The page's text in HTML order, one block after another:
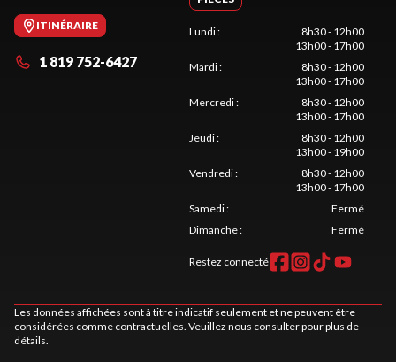
ITINÉRAIRE
1 819 752-6427
Lundi:
8h30 - 12h00
13h00 - 17h00
Mardi:
8h30 - 12h00
13h00 - 17h00
Mercredi:
8h30 - 12h00
13h00 - 17h00
Jeudi:
8h30 - 12h00
13h00 - 19h00
Vendredi:
8h30 - 12h00
13h00 - 17h00
Samedi:
Fermé
Dimanche: Fermé
Restez connecté
Les données affichées sont à titre indicatif seulement et ne peuvent être
considérées comme contractuelles. Veuillez nous consulter pour plus de
détails.